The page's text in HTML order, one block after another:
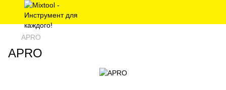
APRO
APRO